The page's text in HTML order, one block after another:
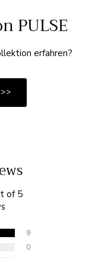
PULSE
erfahren?
of 5
9
0